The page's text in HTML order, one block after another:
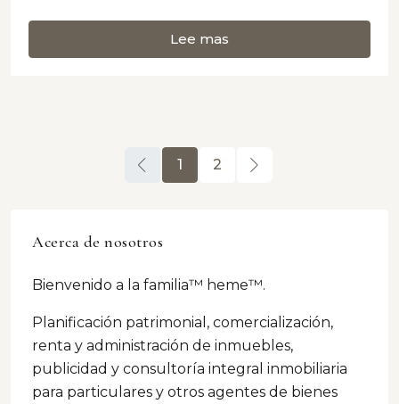
Lee mas
1 2
Acerca de nosotros
Bienvenido a la familia™ heme™.
Planificación patrimonial, comercialización,
renta y administración de inmuebles,
publicidad y consultoría integral inmobiliaria
para particulares y otros agentes de bienes